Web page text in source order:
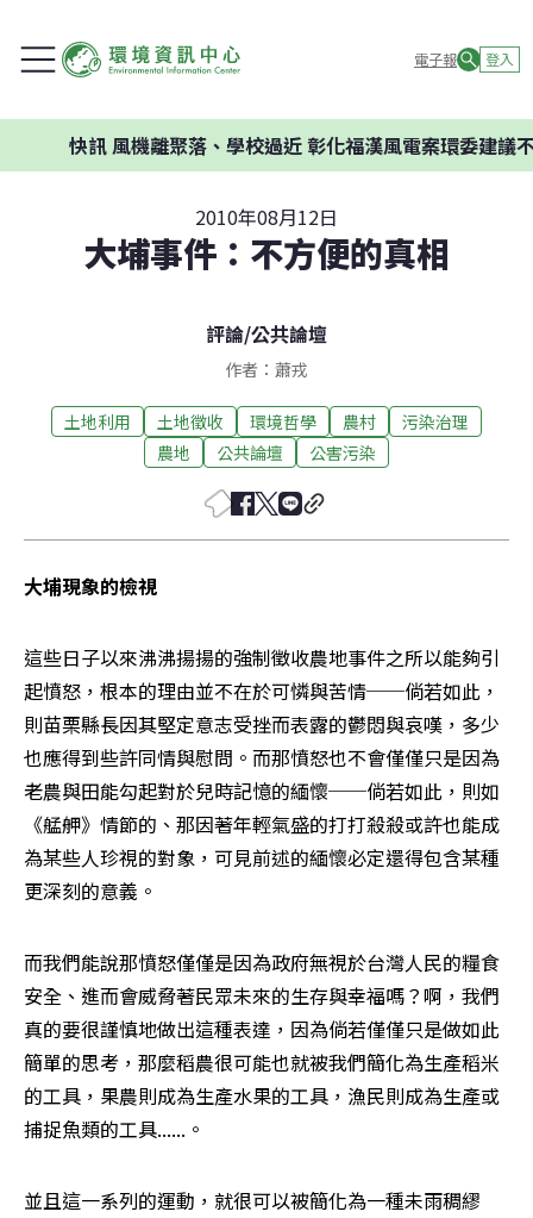
電子報 登入
風機離聚落、學校過近 彰化福漢風電案環委建議不應開發
2010年08月12日
大埔事件：不方便的真相
評論/公共論壇
作者：蕭戎
土地利用 土地徵收 環境哲學 農村
污染治理
農地
公共論壇 公害污染
大埔現象的檢視
這些日子以來沸沸揚揚的強制徵收農地事件之所以能夠引
起憤怒，根本的理由並不在於可憐與苦情──倘若如此，
則苗栗縣長因其堅定意志受挫而表露的鬱悶與哀嘆，多少
也應得到些許同情與慰問。而那憤怒也不會僅僅只是因為
老農與田能勾起對於兒時記憶的緬懷──倘若如此，則如
《艋舺》情節的、那因著年輕氣盛的打打殺殺或許也能成
為某些人珍視的對象，可見前述的緬懷必定還得包含某種
更深刻的意義。
而我們能說那憤怒僅僅是因為政府無視於台灣人民的糧食
安全、進而會威脅著民眾未來的生存與幸福嗎？啊，我們
真的要很謹慎地做出這種表達，因為倘若僅僅只是做如此
簡單的思考，那麼稻農很可能也就被我們簡化為生產稻米
的工具，果農則成為生產水果的工具，漁民則成為生產或
捕捉魚類的工具......。
並且這一系列的運動，就很可以被簡化為一種未雨稠繆